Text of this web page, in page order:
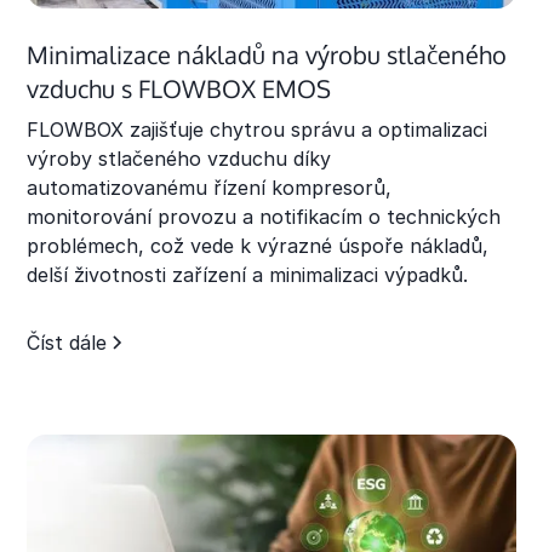
Minimalizace nákladů na výrobu stlačeného
vzduchu s FLOWBOX EMOS
FLOWBOX zajišťuje chytrou správu a optimalizaci
výroby stlačeného vzduchu díky
automatizovanému řízení kompresorů,
monitorování provozu a notifikacím o technických
problémech, což vede k výrazné úspoře nákladů,
delší životnosti zařízení a minimalizaci výpadků.
Číst dále